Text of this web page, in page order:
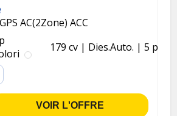
AC(2Zone) ACC
179 cv Dies.Auto.
5 p.
VOIR L'OFFRE